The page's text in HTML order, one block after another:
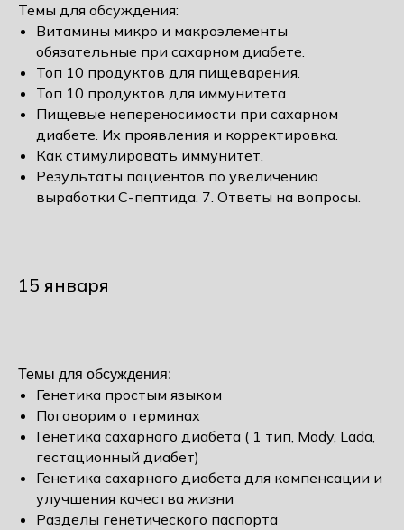
Темы для обсуждения:
Витамины микро и макроэлементы
обязательные при сахарном диабете.
Топ 10 продуктов для пищеварения.
Топ 10 продуктов для иммунитета.
Пищевые непереносимости при сахарном
диабете. Их проявления и корректировка.
Как стимулировать иммунитет.
Результаты пациентов по увеличению
выработки С-пептида. 7. Ответы на вопросы.
15 января
Темы для обсуждения:
Генетика простым языком
Поговорим о терминах
Генетика сахарного диабета ( 1 тип, Mody, Lada,
гестационный диабет)
Генетика сахарного диабета для компенсации и
улучшения качества жизни
Разделы генетического паспорта